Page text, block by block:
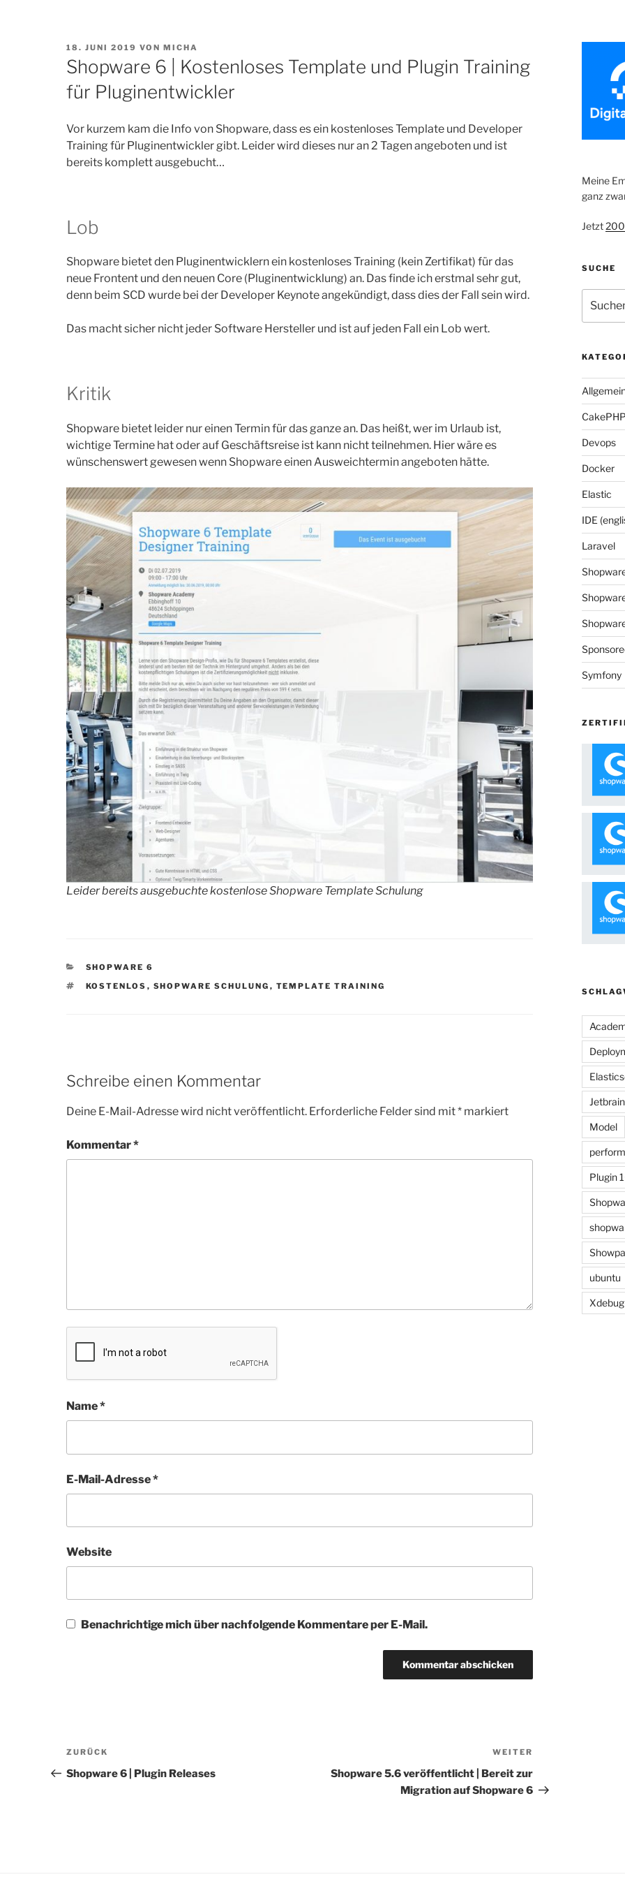
VERÖFFENTLICHT
AM
18. JUNI 2019 VON MICHA
Shopware 6 | Kostenloses Template und Plugin Training
für Pluginentwickler
Vor kurzem kam die Info von Shopware, dass es ein kostenloses Template und Developer
Training für Pluginentwickler gibt. Leider wird dieses nur an 2 Tagen angeboten und ist
bereits komplett ausgebucht…
Lob
Shopware bietet den Pluginentwicklern ein kostenloses Training (kein Zertifikat) für das
neue Frontent und den neuen Core (Pluginentwicklung) an. Das finde ich erstmal sehr gut,
denn beim SCD wurde bei der Developer Keynote angekündigt, dass dies der Fall sein wird.
Das macht sicher nicht jeder Software Hersteller und ist auf jeden Fall ein Lob wert.
Kritik
Shopware bietet leider nur einen Termin für das ganze an. Das heißt, wer im Urlaub ist,
wichtige Termine hat oder auf Geschäftsreise ist kann nicht teilnehmen. Hier wäre es
wünschenswert gewesen wenn Shopware einen Ausweichtermin angeboten hätte.
Leider bereits ausgebuchte kostenlose Shopware Template Schulung
KATEGORIEN
SHOPWARE 6
SCHLAGWÖRTER
KOSTENLOS , SHOPWARE SCHULUNG , TEMPLATE TRAINING
Schreibe einen Kommentar
Deine E-Mail-Adresse wird nicht veröffentlicht. Erforderliche Felder sind mit* markiert
Kommentar*
Name*
E-Mail-Adresse*
Website
Benachrichtige mich über nachfolgende Kommentare per E-Mail.
Beitragsnavigation
Vorheriger
Beitrag
ZURÜCK
Shopware 6 | Plugin Releases
Beitrag
WEITER
Shopware 5.6 veröffentlicht | Bereit zur
Migration auf Shopware 6
Meine
ganz
Jetzt
SUCHE
nach:
Devops
Docker
Elastic
IDE
Laravel
Symfony
Model
Plugin
ubuntu
Xdebug